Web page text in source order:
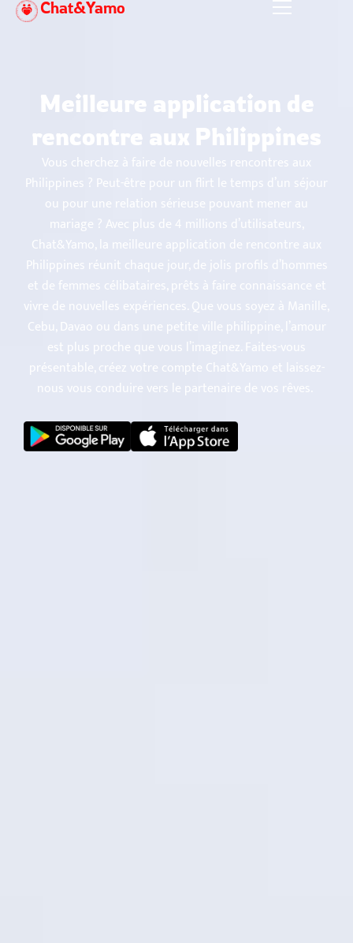
Aller
Chat&Yamo
Meilleure application de
rencontre aux Philippines
Vous cherchez à faire de nouvelles rencontres aux
Philippines ? Peut-être pour un flirt le temps d’un séjour
ou pour une relation sérieuse pouvant mener au
mariage ? Avec plus de 4 millions d’utilisateurs,
Chat&Yamo, la meilleure application de rencontre aux
Philippines réunit chaque jour, de jolis profils d’hommes
et de femmes célibataires, prêts à faire connaissance et
vivre de nouvelles expériences. Que vous soyez à Manille,
Cebu, Davao ou dans une petite ville philippine, l’amour
est plus proche que vous l’imaginez. Faites-vous
présentable, créez votre compte Chat&Yamo et laissez-
nous vous conduire vers le partenaire de vos rêves.